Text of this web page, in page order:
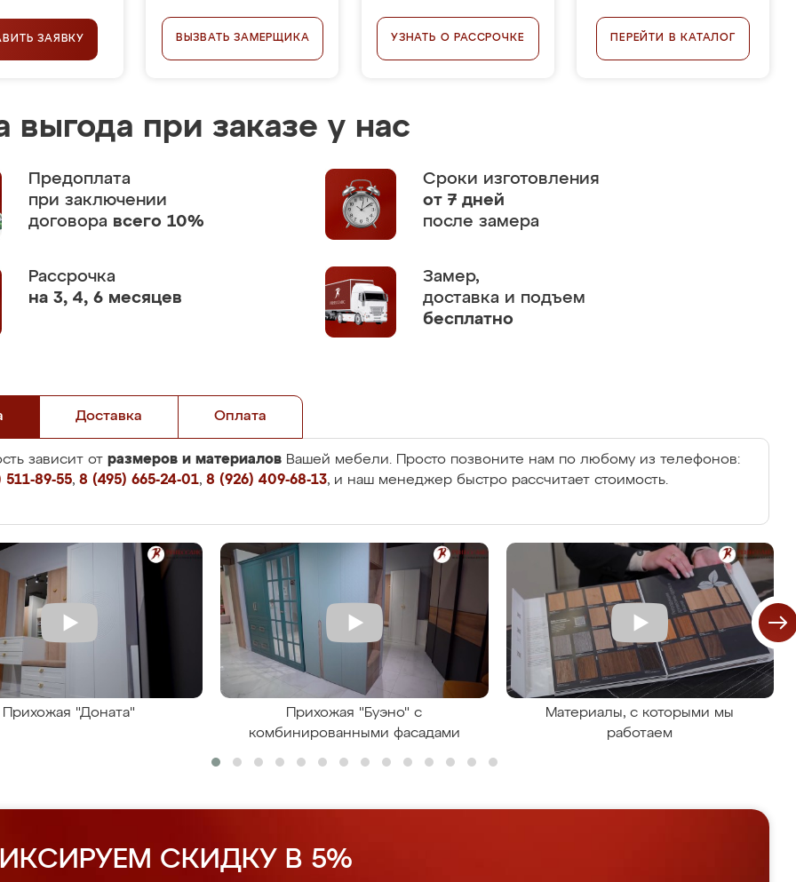
ЗАЯВКУ ВЫЗВАТЬ ЗАМЕРЩИКА УЗНАТЬ О РАССРОЧКЕ ПЕРЕЙТИ В КАТАЛОГ
выгода при заказе у нас
Предоплата
при заключении
договора всего 10%
Сроки изготовления
от 7 дней
после замера
Рассрочка
на 3, 4, 6 месяцев
Замер,
доставка и подъем
бесплатно
Доставка Оплата
зависит от размеров и материалов Вашей мебели. Просто позвоните нам по любому из телефонов:
89-55, 8 (495) 665-24-01, 8 (926) 409-68-13, и наш менеджер быстро рассчитает стоимость.
Прихожая "Доната"
Прихожая "Буэно" с
комбинированными фасадами
Материалы, с которыми мы
работаем
СКИДКУ В 5%